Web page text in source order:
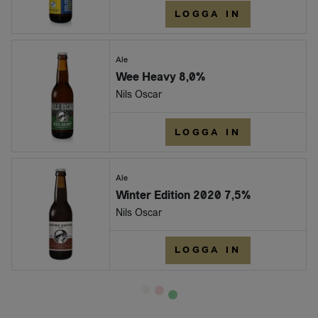
LOGGA IN
Ale
Wee Heavy 8,0%
Nils Oscar
LOGGA IN
Ale
Winter Edition 2020 7,5%
Nils Oscar
LOGGA IN